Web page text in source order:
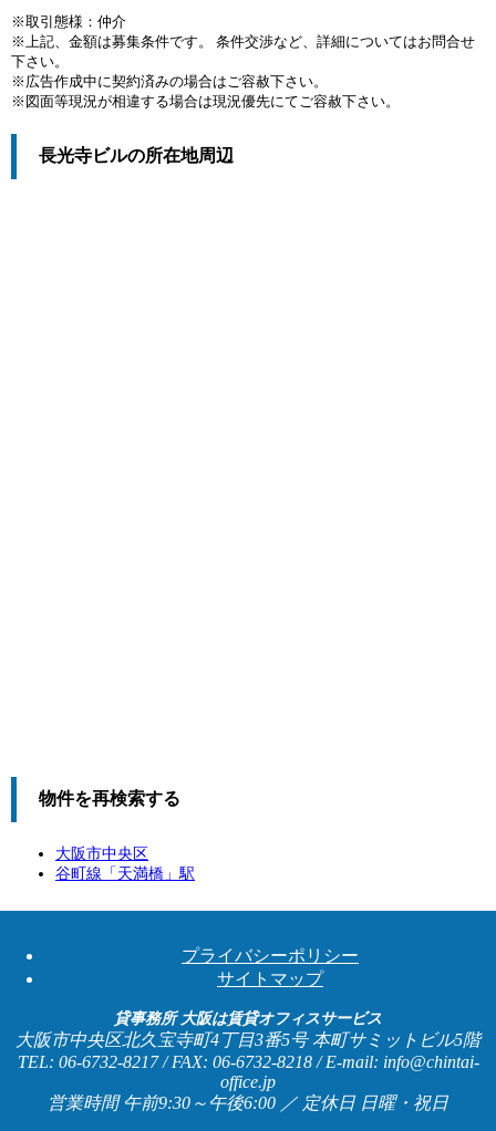
※取引態様：仲介
※上記、金額は募集条件です。 条件交渉など、詳細についてはお問合せ
下さい。
※広告作成中に契約済みの場合はご容赦下さい。
※図面等現況が相違する場合は現況優先にてご容赦下さい。
長光寺ビルの所在地周辺
物件を再検索する
大阪市中央区
谷町線「 天満橋 」駅
プライバシーポリシー
サイトマップ
貸事務所 大阪は賃貸オフィスサービス
大阪市中央区北久宝寺町4丁目3番5号 本町サミットビル5階
TEL: 06-6732-8217 / FAX: 06-6732-8218 / E-mail: info@chintai-
office.jp
営業時間 午前9:30～午後6:00 ／ 定休日 日曜・祝日